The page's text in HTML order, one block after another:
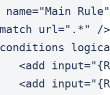
name="Main
url=".*" />
<add
<add